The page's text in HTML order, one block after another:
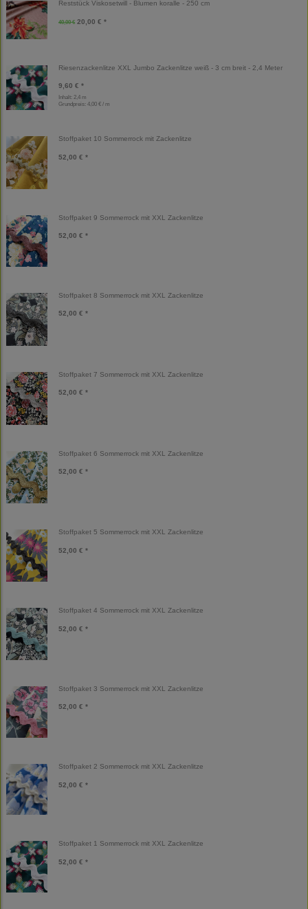
Reststück Viskosetwill - Blumen koralle - 250 cm
40,00 € 20,00 € *
Riesenzackenlitze XXL Jumbo Zackenlitze weiß - 3 cm breit - 2,4 Meter
9,60 € *
Inhalt: 2,4 m
Grundpreis: 4,00 € / m
Stoffpaket 10 Sommerrock mit Zackenlitze
52,00 € *
Stoffpaket 9 Sommerrock mit XXL Zackenlitze
52,00 € *
Stoffpaket 8 Sommerrock mit XXL Zackenlitze
52,00 € *
Stoffpaket 7 Sommerrock mit XXL Zackenlitze
52,00 € *
Stoffpaket 6 Sommerrock mit XXL Zackenlitze
52,00 € *
Stoffpaket 5 Sommerrock mit XXL Zackenlitze
52,00 € *
Stoffpaket 4 Sommerrock mit XXL Zackenlitze
52,00 € *
Stoffpaket 3 Sommerrock mit XXL Zackenlitze
52,00 € *
Stoffpaket 2 Sommerrock mit XXL Zackenlitze
52,00 € *
Stoffpaket 1 Sommerrock mit XXL Zackenlitze
52,00 € *